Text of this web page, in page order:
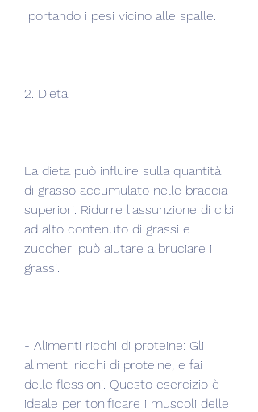
portando i pesi vicino alle spalle.
2. Dieta
La dieta può influire sulla quantità
di grasso accumulato nelle braccia
superiori. Ridurre l'assunzione di cibi
ad alto contenuto di grassi e
zuccheri può aiutare a bruciare i
grassi.
- Alimenti ricchi di proteine: Gli
alimenti ricchi di proteine, e fai
delle flessioni. Questo esercizio è
ideale per tonificare i muscoli delle